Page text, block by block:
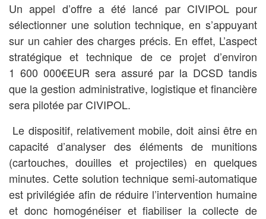
Un appel d’offre a été lancé par CIVIPOL pour
sélectionner une solution technique, en s’appuyant
sur un cahier des charges précis. En effet, L’aspect
stratégique et technique de ce projet d’environ
1 600 000€EUR sera assuré par la DCSD tandis
que la gestion administrative, logistique et financière
sera pilotée par CIVIPOL.
Le dispositif, relativement mobile, doit ainsi être en
capacité d’analyser des éléments de munitions
(cartouches, douilles et projectiles) en quelques
minutes. Cette solution technique semi-automatique
est privilégiée afin de réduire l’intervention humaine
et donc homogénéiser et fiabiliser la collecte de